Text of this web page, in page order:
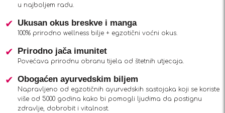
u najboljem radu.
Ukusan okus breskve i manga
100% prirodno wellness bilje + egzotični voćni okus.
Prirodno jača imunitet
Povećava prirodnu obranu tijela od štetnih utjecaja.
Obogaćen ayurvedskim biljem
Napravljeno od egzotičnih ayurvedskih sastojaka koji se koriste
više od 5000 godina kako bi pomogli ljudima da postignu
zdravlje, dobrobit i vitalnost.